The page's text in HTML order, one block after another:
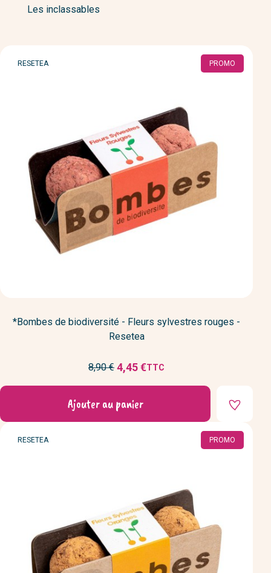
Les inclassables
MARQUE
RESETEA PROMO
*Bombes de biodiversité - Fleurs sylvestres rouges -
Resetea
Prix
base
8,90 €
Prix
réduit
4,45 €TTC
Ajouter au panier
MARQUE
RESETEA PROMO